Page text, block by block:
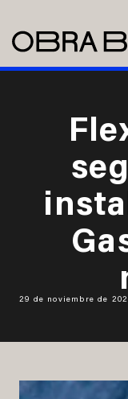
29 de noviembre de